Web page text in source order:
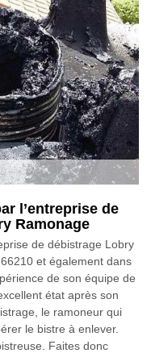
l’entreprise de
Ramonage
de débistrage Lobry
et également dans
de son équipe de
état après son
le ramoneur qui
le bistre à enlever.
Faites donc